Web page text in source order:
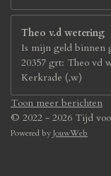
Theo v.d wetering
Is mijn geld binnen
20357 grt: Theo vd
Kerkrade (,w)
Toon meer berichten
© 2022 - 2026 Tijd
Powered byJouwWeb